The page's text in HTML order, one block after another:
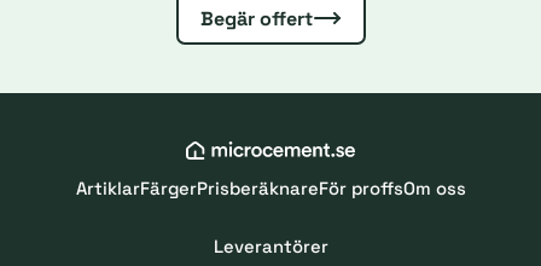
Begär offert
ArtiklarFärgerPrisberäknareFör proffsOm oss
Leverantörer